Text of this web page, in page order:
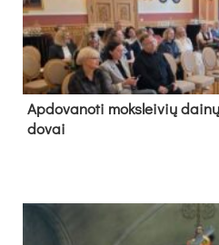
Ap­do­va­no­ti moks­lei­vių
do­vai